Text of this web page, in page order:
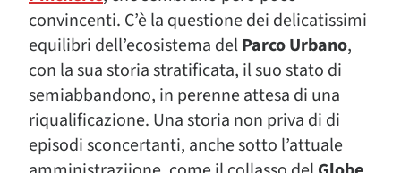
convincenti. C’è la questione dei delicatissimi
equilibri dell’ecosistema delParco Urbano,
con la sua storia stratificata, il suo stato di
semiabbandono, in perenne attesa di una
riqualificazione. Una storia non priva di di
episodi sconcertanti, anche sotto l’attuale